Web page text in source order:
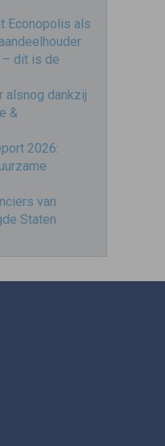
Econopolis als
– dit is de
alsnog dankzij
&
2026:
van
Staten